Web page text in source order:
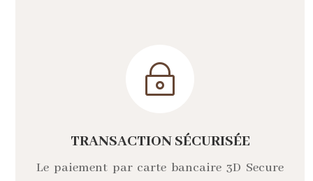
~
TRANSACTION SÉCURISÉE
Le paiement par carte bancaire 3D Secure